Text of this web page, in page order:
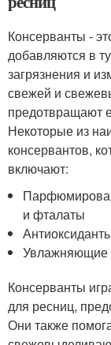
Консерванты -
добавляются в
загрязнения и
свежей и
предотвращают
Некоторые из
консервантов,
включают:
и фталаты
Увлажняющие
Консерванты
для ресниц,
Они также